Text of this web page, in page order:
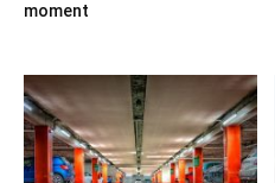
moment